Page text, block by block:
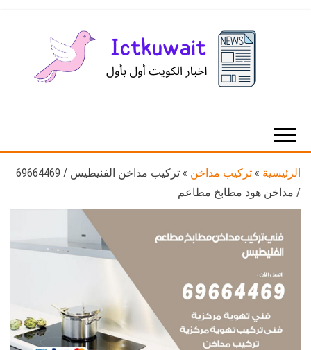
الكويت
الرئيسية » تركيب مداخن »
تركيب مداخن الفنيطيس / 69664469
/ مداخن هود مطابخ مطاعم